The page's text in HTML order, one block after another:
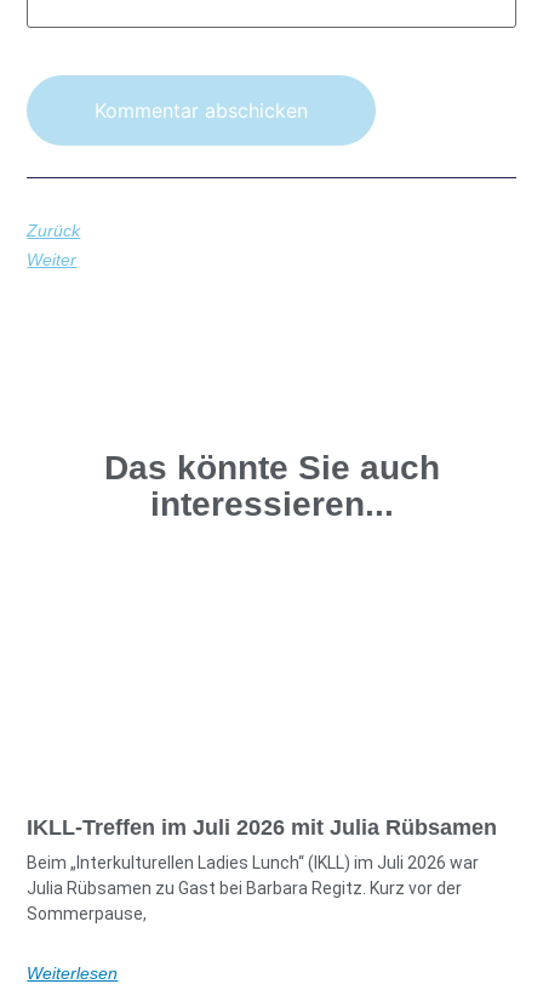
Zurück
Weiter
Das könnte Sie auch
interessieren...
IKLL-Treffen im Juli 2026 mit Julia Rübsamen
Beim „Interkulturellen Ladies Lunch“ (IKLL) im Juli 2026 war
Julia Rübsamen zu Gast bei Barbara Regitz. Kurz vor der
Sommerpause,
Weiterlesen